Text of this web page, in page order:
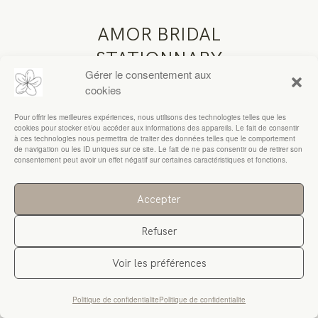
Gérer le consentement aux
cookies
Pour offrir les meilleures expériences, nous utilisons des technologies telles que les
cookies pour stocker et/ou accéder aux informations des appareils. Le fait de consentir
à ces technologies nous permettra de traiter des données telles que le comportement
de navigation ou les ID uniques sur ce site. Le fait de ne pas consentir ou de retirer son
consentement peut avoir un effet négatif sur certaines caractéristiques et fonctions.
Accepter
Refuser
Voir les préférences
Politique de confidentialitePolitique de confidentialite
RESSOURCES
AMOR BRIDAL
STATIONNARY